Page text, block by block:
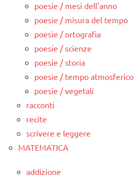
poesie / mesi dell'anno
poesie / misura del tempo
poesie / ortografia
poesie / scienze
poesie / storia
poesie / tempo atmosferico
poesie / vegetali
racconti
recite
scrivere e leggere
MATEMATICA
addizione